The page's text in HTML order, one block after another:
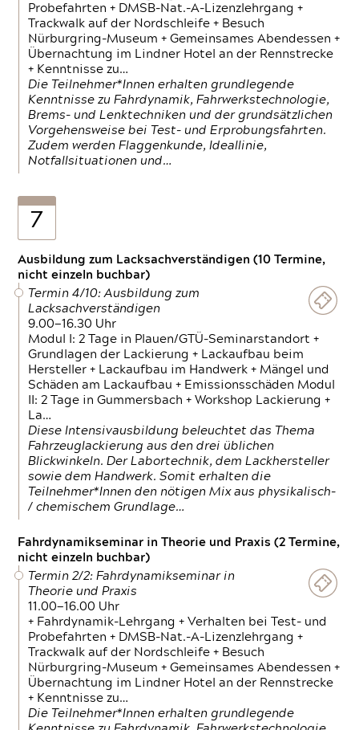
Probefahrten + DMSB-Nat.-A-Lizenzlehrgang +
Trackwalk auf der Nordschleife + Besuch
Nürburgring-Museum + Gemeinsames Abendessen +
Übernachtung im Lindner Hotel an der Rennstrecke
+ Kenntnisse zu…
Die Teilnehmer*Innen erhalten grundlegende
Kenntnisse zu Fahrdynamik, Fahrwerkstechnologie,
Brems- und Lenktechniken und der grundsätzlichen
Vorgehensweise bei Test- und Erprobungsfahrten.
Zudem werden Flaggenkunde, Ideallinie,
Notfallsituationen und…
7
Ausbildung zum Lacksachverständigen (10 Termine,
nicht einzeln buchbar)
Termin 4/10: Ausbildung zum
Lacksachverständigen
9.00—16.30 Uhr
Modul I: 2 Tage in Plauen/GTÜ-Seminarstandort +
Grundlagen der Lackierung + Lackaufbau beim
Hersteller + Lackaufbau im Handwerk + Mängel und
Schäden am Lackaufbau + Emissionsschäden Modul
II: 2 Tage in Gummersbach + Workshop Lackierung +
La…
Diese Intensivausbildung beleuchtet das Thema
Fahrzeuglackierung aus den drei üblichen
Blickwinkeln. Der Labortechnik, dem Lackhersteller
sowie dem Handwerk. Somit erhalten die
Teilnehmer*Innen den nötigen Mix aus physikalisch-
/ chemischem Grundlage…
Fahrdynamikseminar in Theorie und Praxis (2 Termine,
nicht einzeln buchbar)
Termin 2/2: Fahrdynamikseminar in
Theorie und Praxis
11.00—16.00 Uhr
+ Fahrdynamik-Lehrgang + Verhalten bei Test- und
Probefahrten + DMSB-Nat.-A-Lizenzlehrgang +
Trackwalk auf der Nordschleife + Besuch
Nürburgring-Museum + Gemeinsames Abendessen +
Übernachtung im Lindner Hotel an der Rennstrecke
+ Kenntnisse zu…
Die Teilnehmer*Innen erhalten grundlegende